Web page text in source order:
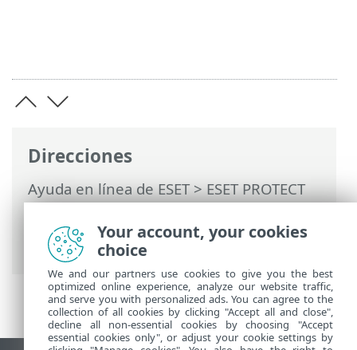
Direcciones
Ayuda en línea de ESET>ESET PROTECT
On-Prem>Desinstalar> Retirar del
servicio el antiguo ESET PROTECT Server
después de la migración a otro servidor
Your account, your cookies
choice
We and our partners use cookies to give you the best
optimized online experience, analyze our website traffic,
and serve you with personalized ads. You can agree to the
collection of all cookies by clicking "Accept all and close",
decline all non-essential cookies by choosing "Accept
essential cookies only", or adjust your cookie settings by